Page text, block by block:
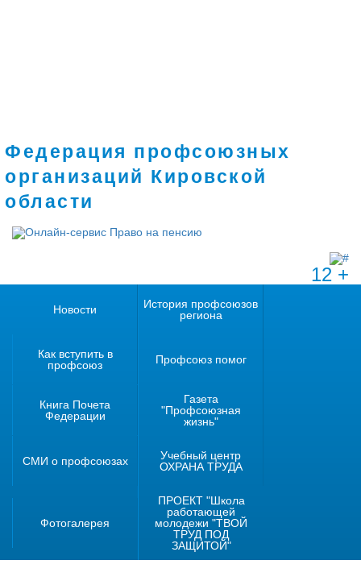
Федерация профсоюзных
организаций Кировской
области
12 +
Новости
История профсоюзов
региона
Как вступить в
профсоюз
Профсоюз помог
Книга Почета
Федерации
Газета
"Профсоюзная
жизнь"
СМИ о профсоюзах
Учебный центр
ОХРАНА ТРУДА
Фотогалерея
ПРОЕКТ "Школа
работающей
молодежи "ТВОЙ
ТРУД ПОД
ЗАЩИТОЙ"